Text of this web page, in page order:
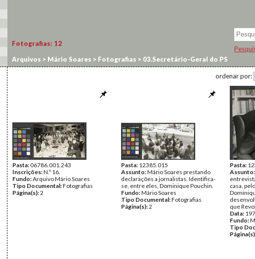
Fotografias: 12
Arquivos > Mário Soares > Fotografias > 03.Secretário-Geral do PS
ordenar por:
Pasta:06786.001.243
Inscrições:N.º 16.
Fundo:Arquivo Mário Soares
Tipo Documental:Fotografias
Página(s):2
Pasta: 12385.015
Assunto:Mário Soares prestando
declarações a jornalistas. Identifica-
se, entre eles, Dominique Pouchin.
Fundo:Mário Soares
Tipo Documental:Fotografias
Página(s):2
Pasta:
Assunto:
casa,
que
Data:
Fundo:
Tipo